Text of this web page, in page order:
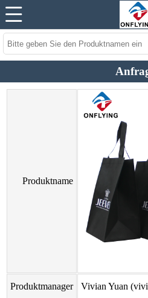
Produktname
Produktmanager Vivian Yuan